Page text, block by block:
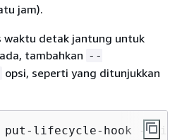
jam).
waktu detak jantung untuk
tambahkan --
opsi, seperti yang ditunjukkan
put-lifecycle-hook --